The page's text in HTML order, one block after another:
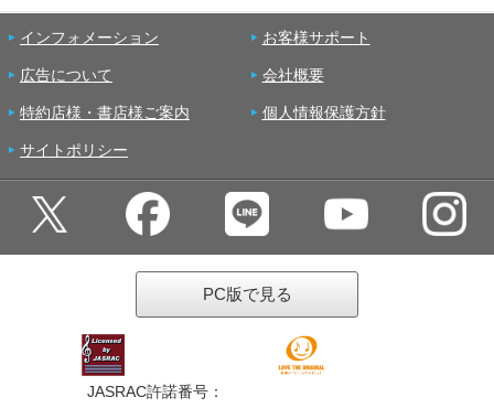
インフォメーション お客様サポート
広告について 会社概要
特約店様・書店様ご案内 個人情報保護方針
サイトポリシー
PC版で見る
JASRAC許諾番号：